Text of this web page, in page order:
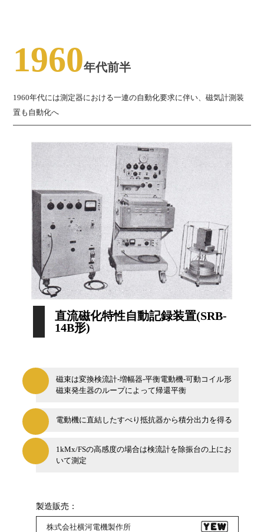
1960年代前半
1960年代には測定器における一連の自動化要求に伴い、磁気計測装
置も自動化へ
直流磁化特性自動記録装置(SRB-
14B形)
磁束は変換検流計-増幅器-平衡電動機-可動コイル形
磁束発生器のループによって帰還平衡
電動機に直結したすべり抵抗器から積分出力を得る
1kMx/FSの高感度の場合は検流計を除振台の上にお
いて測定
製造販売：
株式会社横河電機製作所